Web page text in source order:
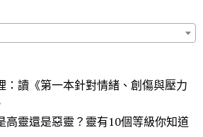
：讀《第一本針對情緒、創傷與壓力
高靈還是惡靈？靈有10個等級你知道